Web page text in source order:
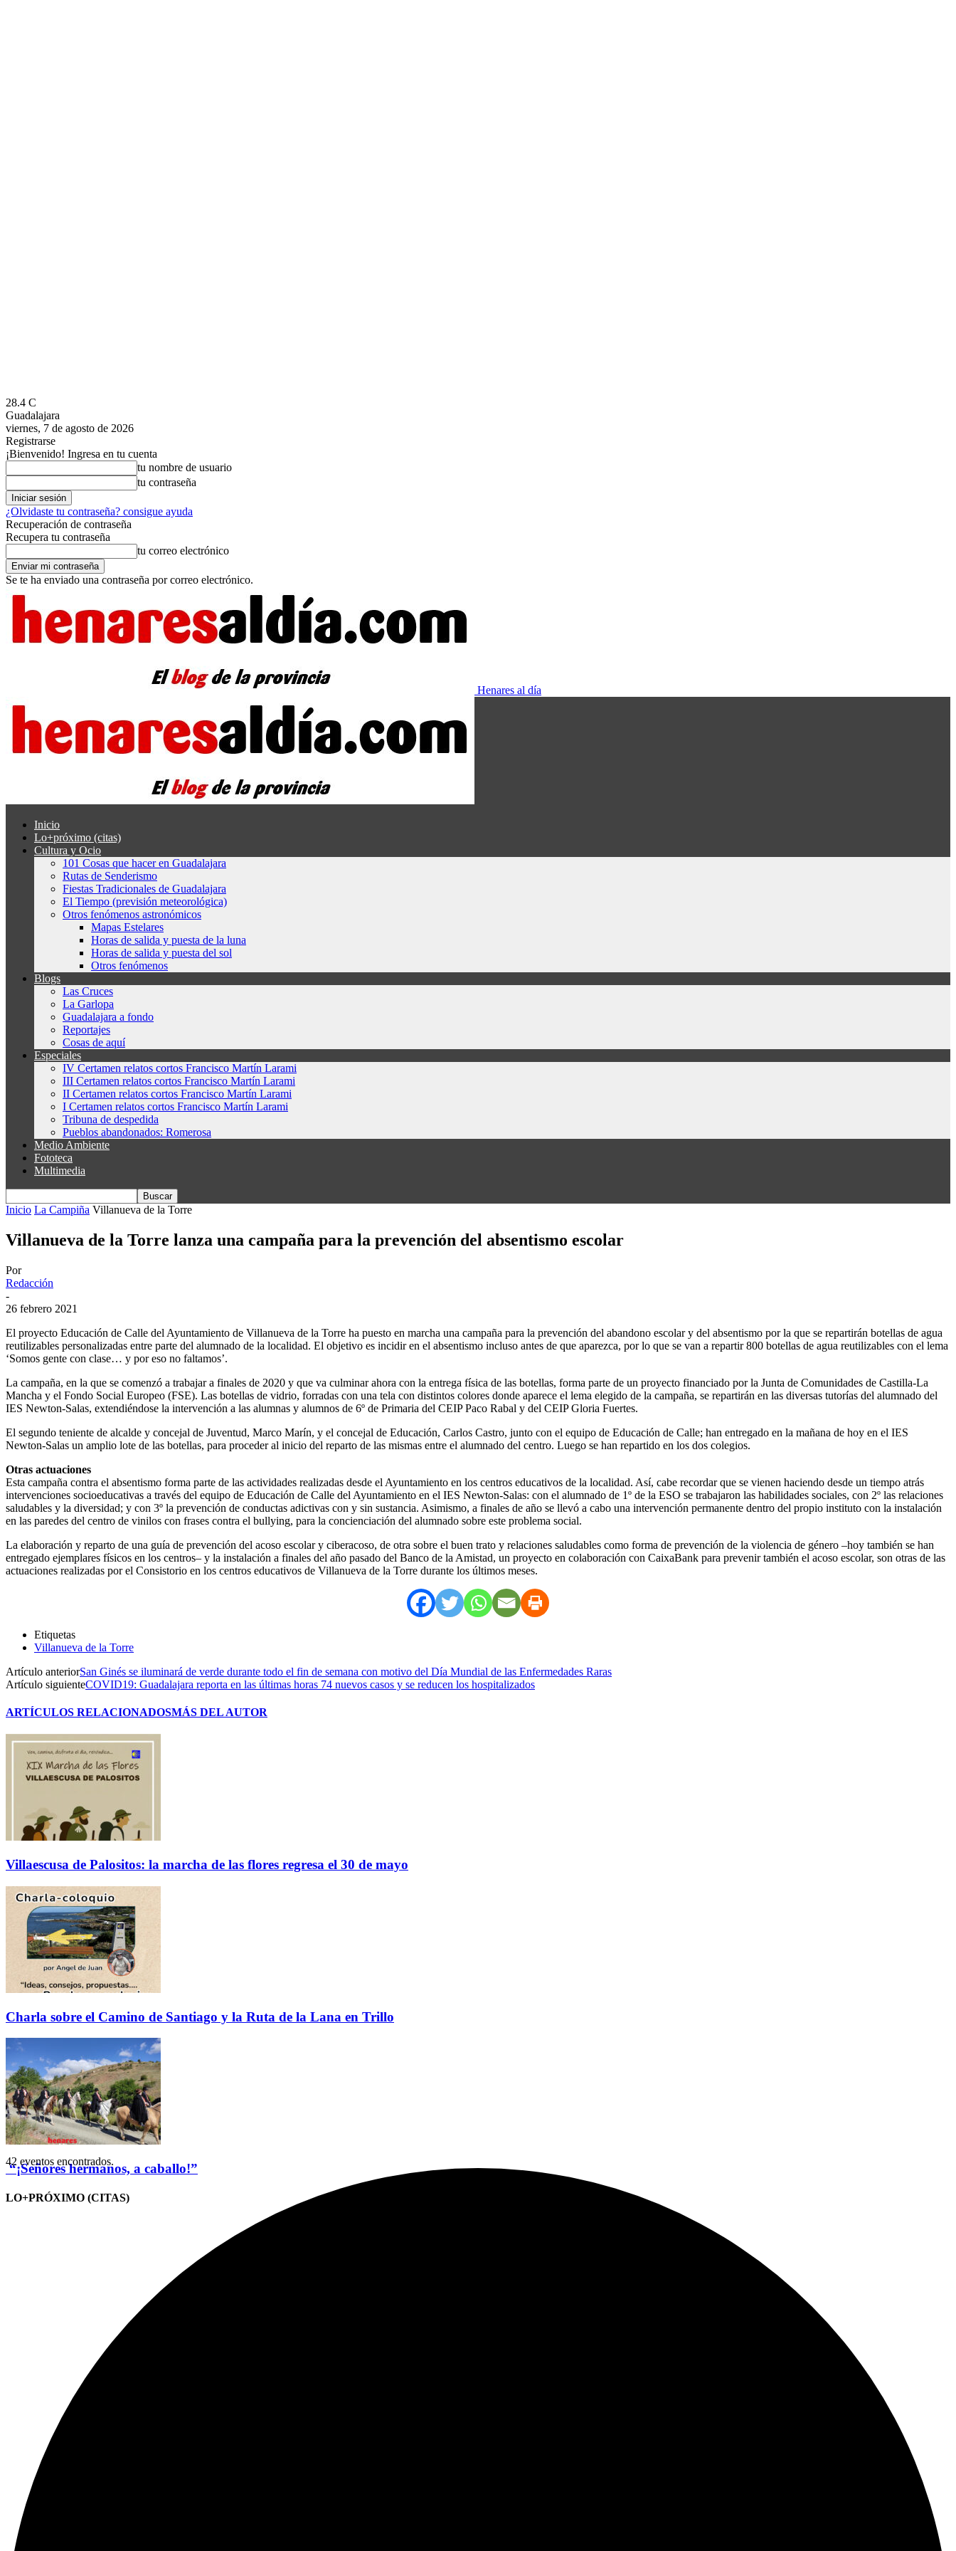
28.4 C
Guadalajara
viernes, 7 de agosto de 2026
Registrarse
¡Bienvenido! Ingresa en tu cuenta
tu nombre de usuario
tu contraseña
¿Olvidaste tu contraseña? consigue ayuda
Recuperación de contraseña
Recupera tu contraseña
tu correo electrónico
Se te ha enviado una contraseña por correo electrónico.
Henares al día
Inicio
Lo+próximo (citas)
Cultura y Ocio
101 Cosas que hacer en Guadalajara
Rutas de Senderismo
Fiestas Tradicionales de Guadalajara
El Tiempo (previsión meteorológica)
Otros fenómenos astronómicos
Mapas Estelares
Horas de salida y puesta de la luna
Horas de salida y puesta del sol
Otros fenómenos
Blogs
Las Cruces
La Garlopa
Guadalajara a fondo
Reportajes
Cosas de aquí
Especiales
IV Certamen relatos cortos Francisco Martín Larami
III Certamen relatos cortos Francisco Martín Larami
II Certamen relatos cortos Francisco Martín Larami
I Certamen relatos cortos Francisco Martín Larami
Tribuna de despedida
Pueblos abandonados: Romerosa
Medio Ambiente
Fototeca
Multimedia
Inicio La Campiña Villanueva de la Torre
Villanueva de la Torre lanza una campaña para la prevención del absentismo escolar
Por
Redacción
-
26 febrero 2021
El proyecto Educación de Calle del Ayuntamiento de Villanueva de la Torre ha puesto en marcha una campaña para la prevención del abandono escolar y del absentismo por la que se repartirán botellas de agua
reutilizables personalizadas entre parte del alumnado de la localidad. El objetivo es incidir en el absentismo incluso antes de que aparezca, por lo que se van a repartir 800 botellas de agua reutilizables con el lema
‘Somos gente con clase… y por eso no faltamos’.
La campaña, en la que se comenzó a trabajar a finales de 2020 y que va culminar ahora con la entrega física de las botellas, forma parte de un proyecto financiado por la Junta de Comunidades de Castilla-La
Mancha y el Fondo Social Europeo (FSE). Las botellas de vidrio, forradas con una tela con distintos colores donde aparece el lema elegido de la campaña, se repartirán en las diversas tutorías del alumnado del
IES Newton-Salas, extendiéndose la intervención a las alumnas y alumnos de 6º de Primaria del CEIP Paco Rabal y del CEIP Gloria Fuertes.
El segundo teniente de alcalde y concejal de Juventud, Marco Marín, y el concejal de Educación, Carlos Castro, junto con el equipo de Educación de Calle; han entregado en la mañana de hoy en el IES
Newton-Salas un amplio lote de las botellas, para proceder al inicio del reparto de las mismas entre el alumnado del centro. Luego se han repartido en los dos colegios.
Otras actuaciones
Esta campaña contra el absentismo forma parte de las actividades realizadas desde el Ayuntamiento en los centros educativos de la localidad. Así, cabe recordar que se vienen haciendo desde un tiempo atrás
intervenciones socioeducativas a través del equipo de Educación de Calle del Ayuntamiento en el IES Newton-Salas: con el alumnado de 1º de la ESO se trabajaron las habilidades sociales, con 2º las relaciones
saludables y la diversidad; y con 3º la prevención de conductas adictivas con y sin sustancia. Asimismo, a finales de año se llevó a cabo una intervención permanente dentro del propio instituto con la instalación
en las paredes del centro de vinilos con frases contra el bullying, para la concienciación del alumnado sobre este problema social.
La elaboración y reparto de una guía de prevención del acoso escolar y ciberacoso, de otra sobre el buen trato y relaciones saludables como forma de prevención de la violencia de género –hoy también se han
entregado ejemplares físicos en los centros– y la instalación a finales del año pasado del Banco de la Amistad, un proyecto en colaboración con CaixaBank para prevenir también el acoso escolar, son otras de las
actuaciones realizadas por el Consistorio en los centros educativos de Villanueva de la Torre durante los últimos meses.
Etiquetas
Villanueva de la Torre
Artículo anteriorSan Ginés se iluminará de verde durante todo el fin de semana con motivo del Día Mundial de las Enfermedades Raras
Artículo siguienteCOVID19: Guadalajara reporta en las últimas horas 74 nuevos casos y se reducen los hospitalizados
ARTÍCULOS RELACIONADOSMÁS DEL AUTOR
Villaescusa de Palositos: la marcha de las flores regresa el 30 de mayo
Charla sobre el Camino de Santiago y la Ruta de la Lana en Trillo
“¡Señores hermanos, a caballo!”
LO+PRÓXIMO (CITAS)
42 eventos encontrados.